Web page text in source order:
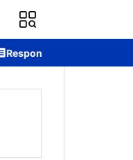
Polda Kalteng Tangani